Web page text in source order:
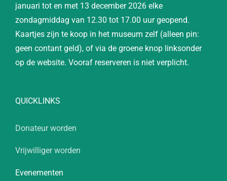
januari tot en met 13 december 2026 elke
zondagmiddag van 12.30 tot 17.00 uur geopend.
Kaartjes zijn te koop in het museum zelf (alleen pin:
geen contant geld), of via de groene knop linksonder
op de website. Vooraf reserveren is niet verplicht.
QUICKLINKS
Donateur worden
Vrijwilliger worden
Evenementen